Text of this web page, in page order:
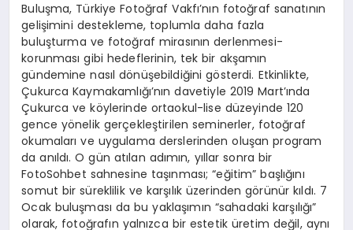
Buluşma, Türkiye Fotoğraf Vakfı’nın fotoğraf sanatının
gelişimini destekleme, toplumla daha fazla
buluşturma ve fotoğraf mirasının derlenmesi-
korunması gibi hedeflerinin, tek bir akşamın
gündemine nasıl dönüşebildiğini gösterdi. Etkinlikte,
Çukurca Kaymakamlığı’nın davetiyle 2019 Mart’ında
Çukurca ve köylerinde ortaokul-lise düzeyinde 120
gence yönelik gerçekleştirilen seminerler, fotoğraf
okumaları ve uygulama derslerinden oluşan program
da anıldı. O gün atılan adımın, yıllar sonra bir
FotoSohbet sahnesine taşınması; “eğitim” başlığını
somut bir süreklilik ve karşılık üzerinden görünür kıldı. 7
Ocak buluşması da bu yaklaşımın “sahadaki karşılığı”
olarak, fotoğrafın yalnızca bir estetik üretim değil, aynı